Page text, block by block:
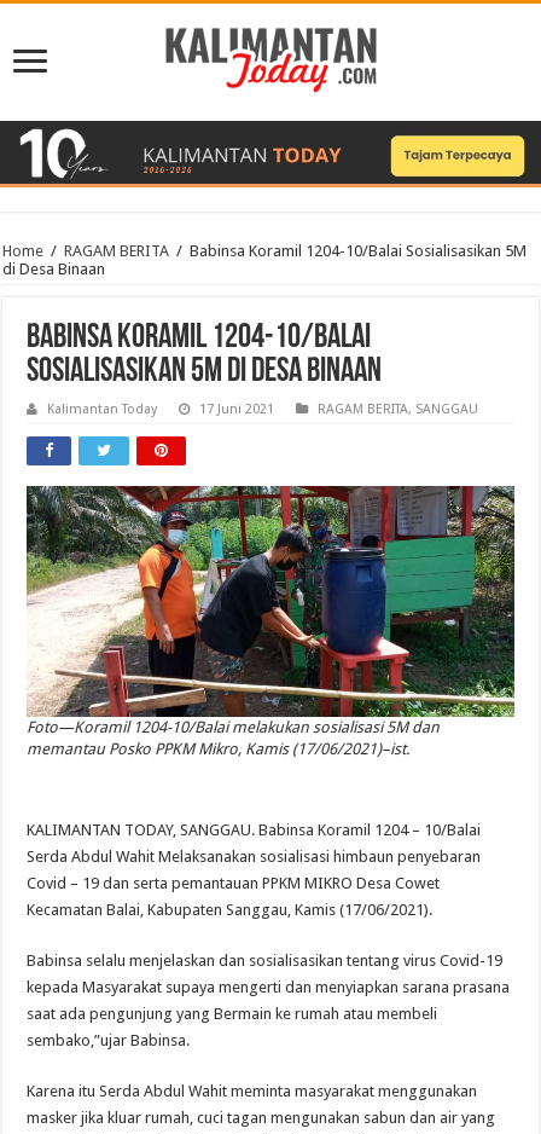
Home / RAGAM BERITA / Babinsa Koramil 1204-10/Balai Sosialisasikan 5M
di Desa Binaan
Babinsa Koramil 1204-10/Balai
Sosialisasikan 5M di Desa Binaan
Kalimantan Today 17 Juni 2021 RAGAM BERITA, SANGGAU
Foto—Koramil 1204-10/Balai melakukan sosialisasi 5M dan
memantau Posko PPKM Mikro, Kamis (17/06/2021)–ist.
KALIMANTAN TODAY, SANGGAU. Babinsa Koramil 1204 – 10/Balai
Serda Abdul Wahit Melaksanakan sosialisasi himbaun penyebaran
Covid – 19 dan serta pemantauan PPKM MIKRO Desa Cowet
Kecamatan Balai, Kabupaten Sanggau, Kamis (17/06/2021).
Babinsa selalu menjelaskan dan sosialisasikan tentang virus Covid-19
kepada Masyarakat supaya mengerti dan menyiapkan sarana prasana
saat ada pengunjung yang Bermain ke rumah atau membeli
sembako,”ujar Babinsa.
Karena itu Serda Abdul Wahit meminta masyarakat menggunakan
masker jika kluar rumah, cuci tagan mengunakan sabun dan air yang